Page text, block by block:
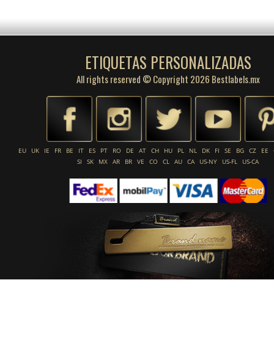
ETIQUETAS PERSONALIZADAS
All rights reserved © Copyright 2026 Bestlabels.mx
EU UK IE FR BE IT ES PT RO DE AT CH HU PL NL DK FI SE BG CZ EE
SI
SK MX AR BR VE CO CL AU CA US-NY US-FL US-CA